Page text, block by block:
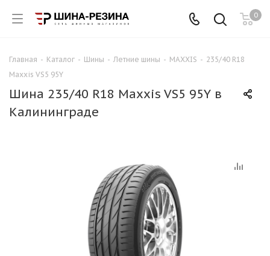
0
Главная - Каталог - Шины - Летние шины - MAXXIS - 235/40 R18
Maxxis VS5 95Y
Шина 235/40 R18 Maxxis VS5 95Y в
Калининграде